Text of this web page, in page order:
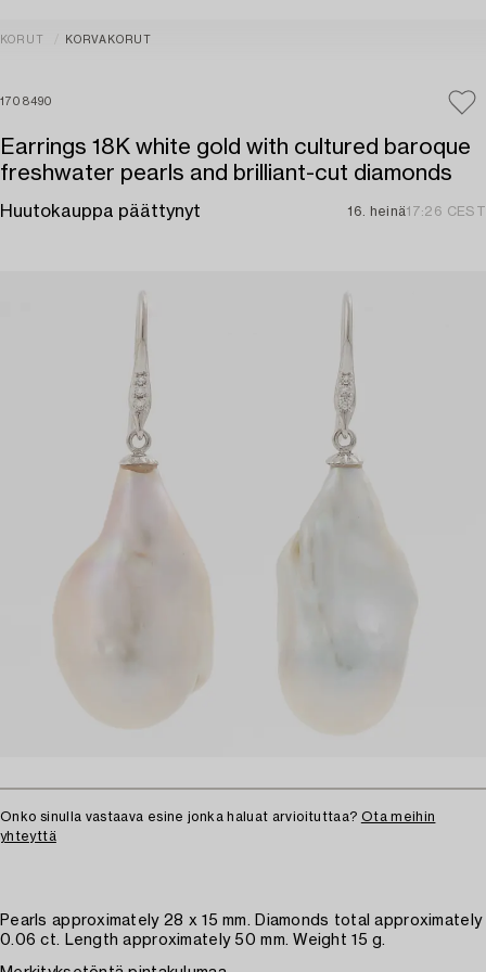
KORUT KORVAKORUT
1708490
Earrings 18K white gold with cultured baroque
freshwater pearls and brilliant-cut diamonds
Huutokauppa päättynyt 16. heinä17:26 CEST
Onko sinulla vastaava esine jonka haluat arvioituttaa? Ota meihin
yhteyttä
Pearls approximately 28 x 15 mm. Diamonds total approximately
0.06 ct. Length approximately 50 mm. Weight 15 g.